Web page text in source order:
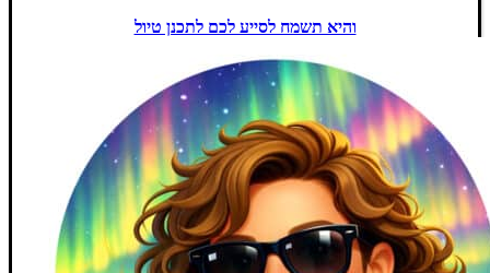
והיא תשמח לסייע לכם לתכנן טיול